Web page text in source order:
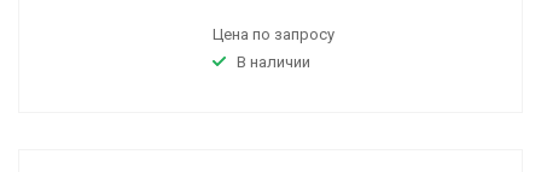
Цена по запросу
В наличии